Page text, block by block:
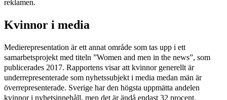
reklamen.
Kvinnor i media
Medierepresentation är ett annat område som tas upp i ett
samarbetsprojekt med titeln ”Women and men in the news”, som
publicerades 2017. Rapportens visar att kvinnor generellt är
underrepresenterade som nyhetssubjekt i media medan män är
överrepresenterade. Sverige har den högsta uppmätta andelen
kvinnor i nyhetsinnehåll, men det är ändå endast 32 procent.